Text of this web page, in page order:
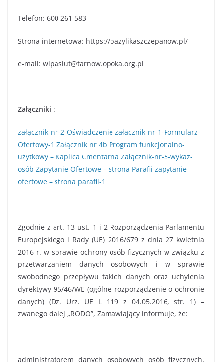
Telefon: 600 261 583
Strona internetowa: https://bazylikaszczepanow.pl/
e-mail: wlpasiut@tarnow.opoka.org.pl
Załączniki :
załącznik-nr-2-Oświadczenie załacznik-nr-1-Formularz-
Ofertowy-1 Załącznik nr 4b Program funkcjonalno-
użytkowy – Kaplica Cmentarna Załącznik-nr-5-wykaz-
osób Zapytanie Ofertowe – strona Parafii zapytanie
ofertowe – strona parafii-1
Zgodnie z art. 13 ust. 1 i 2 Rozporządzenia Parlamentu
Europejskiego i Rady (UE) 2016/679 z dnia 27 kwietnia
2016 r. w sprawie ochrony osób fizycznych w związku z
przetwarzaniem danych osobowych i w sprawie
swobodnego przepływu takich danych oraz uchylenia
dyrektywy 95/46/WE (ogólne rozporządzenie o ochronie
danych) (Dz. Urz. UE L 119 z 04.05.2016, str. 1) –
zwanego dalej „RODO”, Zamawiający informuje, że:
administratorem danych osobowych osób fizycznych,